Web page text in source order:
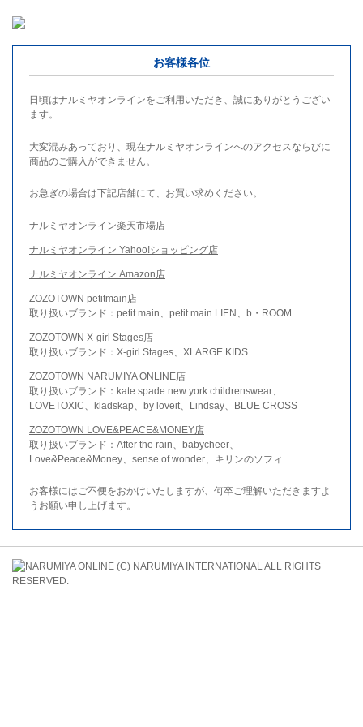
お客様各位
日頃はナルミヤオンラインをご利用いただき、誠にありがとうござい
ます。
大変混みあっており、現在ナルミヤオンラインへのアクセスならびに
商品のご購入ができません。
お急ぎの場合は下記店舗にて、お買い求めください。
ナルミヤオンライン楽天市場店
ナルミヤオンライン Yahoo!ショッピング店
ナルミヤオンライン Amazon店
ZOZOTOWN petitmain店
取り扱いブランド：petit main、petit main LIEN、b・ROOM
ZOZOTOWN X-girl Stages店
取り扱いブランド：X-girl Stages、XLARGE KIDS
ZOZOTOWN NARUMIYA ONLINE店
取り扱いブランド：kate spade new york childrenswear、
LOVETOXIC、kladskap、by loveit、Lindsay、BLUE CROSS
ZOZOTOWN LOVE&PEACE&MONEY店
取り扱いブランド：After the rain、babycheer、
Love&Peace&Money、sense of wonder、キリンのソフィ
お客様にはご不便をおかけいたしますが、何卒ご理解いただきますよ
うお願い申し上げます。